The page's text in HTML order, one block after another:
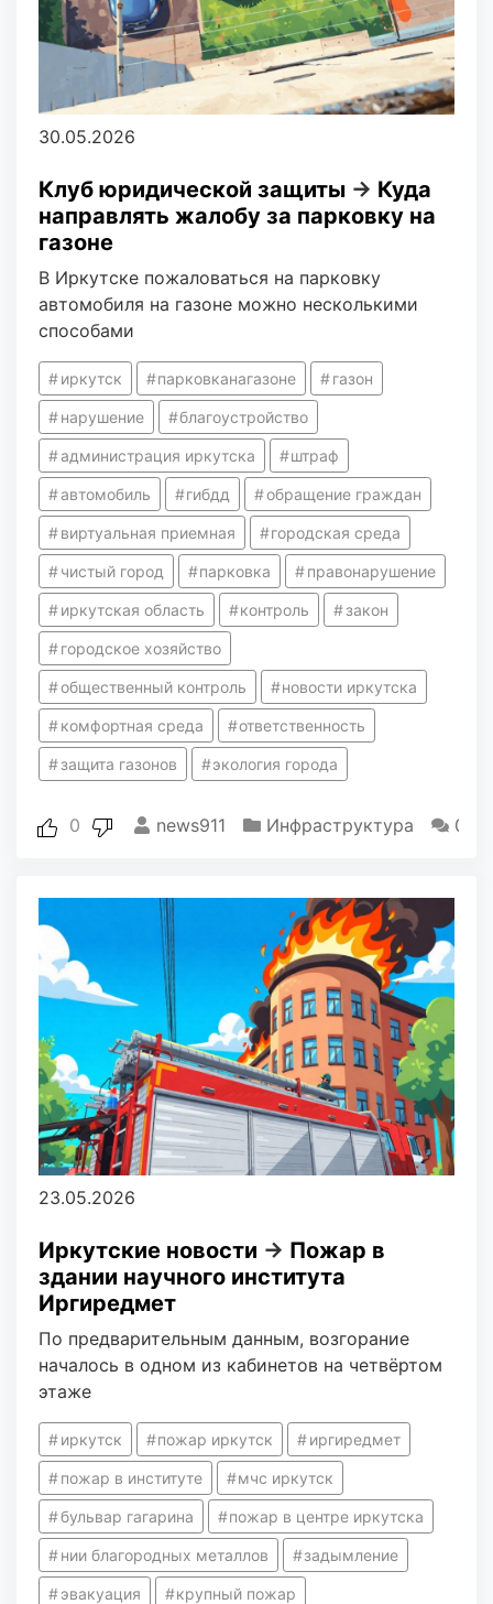
30.05.2026
Клуб юридической защиты → Куда
направлять жалобу за парковку на
газоне
В Иркутске пожаловаться на парковку
автомобиля на газоне можно несколькими
способами
иркутск парковканагазоне газон
нарушение благоустройство
администрация иркутска штраф
автомобиль гибдд обращение граждан
виртуальная приемная городская среда
чистый город парковка правонарушение
иркутская область контроль закон
городское хозяйство
общественный контроль новости иркутска
комфортная среда ответственность
защита газонов экология города
0 news911 Инфраструктура 0
23.05.2026
Иркутские новости → Пожар в
здании научного института
Иргиредмет
По предварительным данным, возгорание
началось в одном из кабинетов на четвёртом
этаже
иркутск пожар иркутск иргиредмет
пожар в институте мчс иркутск
бульвар гагарина пожар в центре иркутска
нии благородных металлов задымление
эвакуация крупный пожар